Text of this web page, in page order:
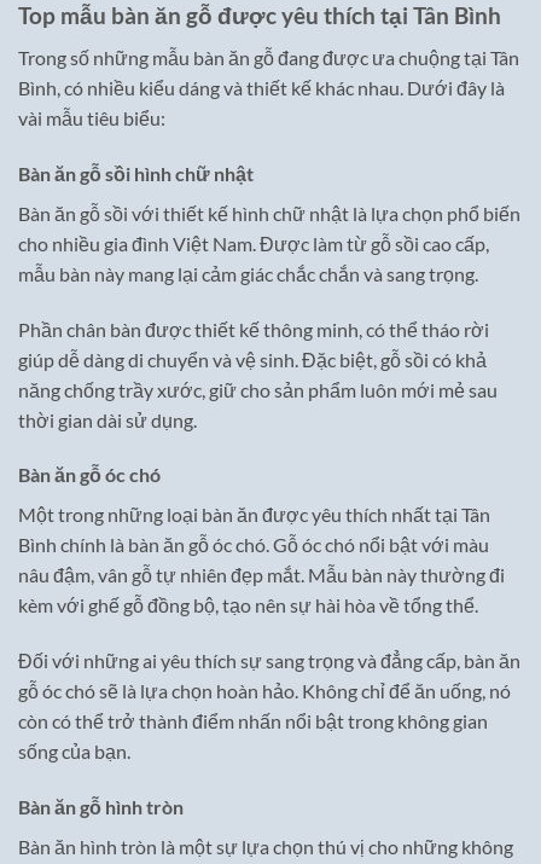
Top mẫu bàn ăn gỗ được yêu thích tại Tân Bình
Trong số những mẫu bàn ăn gỗ đang được ưa chuộng tại Tân
Bình, có nhiều kiểu dáng và thiết kế khác nhau. Dưới đây là
vài mẫu tiêu biểu:
Bàn ăn gỗ sồi hình chữ nhật
Bàn ăn gỗ sồi với thiết kế hình chữ nhật là lựa chọn phổ biến
cho nhiều gia đình Việt Nam. Được làm từ gỗ sồi cao cấp,
mẫu bàn này mang lại cảm giác chắc chắn và sang trọng.
Phần chân bàn được thiết kế thông minh, có thể tháo rời
giúp dễ dàng di chuyển và vệ sinh. Đặc biệt, gỗ sồi có khả
năng chống trầy xước, giữ cho sản phẩm luôn mới mẻ sau
thời gian dài sử dụng.
Bàn ăn gỗ óc chó
Một trong những loại bàn ăn được yêu thích nhất tại Tân
Bình chính là bàn ăn gỗ óc chó. Gỗ óc chó nổi bật với màu
nâu đậm, vân gỗ tự nhiên đẹp mắt. Mẫu bàn này thường đi
kèm với ghế gỗ đồng bộ, tạo nên sự hài hòa về tổng thể.
Đối với những ai yêu thích sự sang trọng và đẳng cấp, bàn ăn
gỗ óc chó sẽ là lựa chọn hoàn hảo. Không chỉ để ăn uống, nó
còn có thể trở thành điểm nhấn nổi bật trong không gian
sống của bạn.
Bàn ăn gỗ hình tròn
Bàn ăn hình tròn là một sự lựa chọn thú vị cho những không